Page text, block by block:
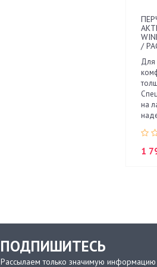
/
Для
на
1
ПОДПИШИТЕСЬ
Рассылаем только значимую информацию